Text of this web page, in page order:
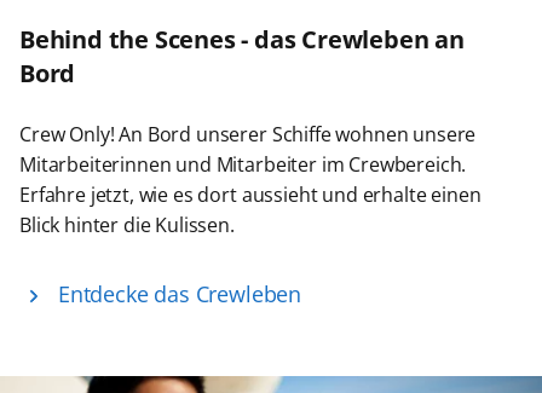
Behind the Scenes - das Crewleben an
Bord
Crew Only! An Bord unserer Schiffe wohnen unsere
Mitarbeiterinnen und Mitarbeiter im Crewbereich.
Erfahre jetzt, wie es dort aussieht und erhalte einen
Blick hinter die Kulissen.
Entdecke das Crewleben